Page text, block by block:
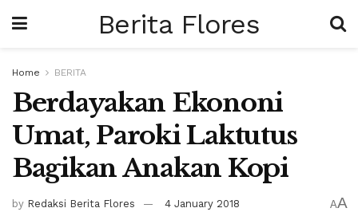
Berita Flores
Home BERITA
Berdayakan Ekononi
Umat, Paroki Laktutus
Bagikan Anakan Kopi
by Redaksi Berita Flores 4 January 2018 AA